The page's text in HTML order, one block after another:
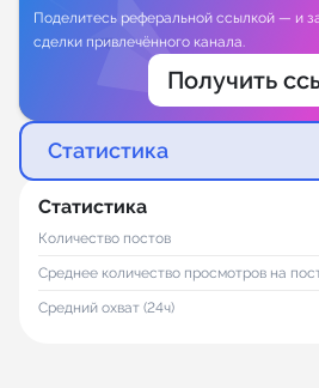
Поделитесь реферальной ссылкой — и
сделки привлечённого канала.
Получить
Статистика
Статистика
Количество постов
Среднее количество просмотров на
Средний охват (24ч)